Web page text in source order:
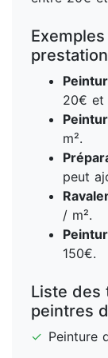
20€ et
m².
peut
/ m².
150€.
Liste des
peintres
✓ Peinture